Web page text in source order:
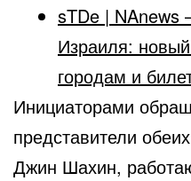
sTDe |
Израиля:
городам и
Инициаторами
представители
Джин Шахин,